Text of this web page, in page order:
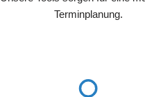
Terminplanung.